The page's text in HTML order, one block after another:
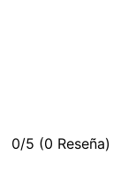
0/5 (0 Reseña)